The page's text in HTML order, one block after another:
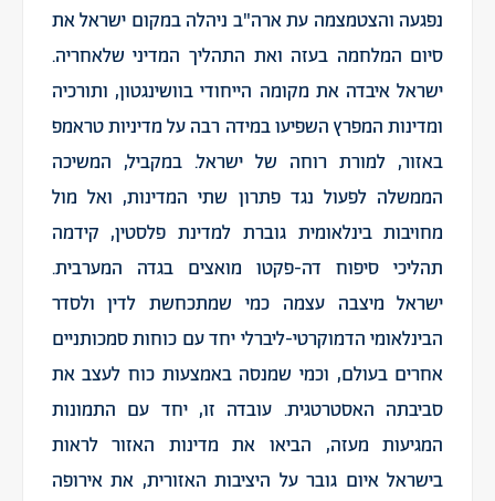
נפגעה והצטמצמה עת ארה"ב ניהלה במקום ישראל את
סיום המלחמה בעזה ואת התהליך המדיני שלאחריה.
ישראל איבדה את מקומה הייחודי בוושינגטון, ותורכיה
ומדינות המפרץ השפיעו במידה רבה על מדיניות טראמפ
באזור, למורת רוחה של ישראל. במקביל, המשיכה
הממשלה לפעול נגד פתרון שתי המדינות, ואל מול
מחויבות בינלאומית גוברת למדינת פלסטין, קידמה
תהליכי סיפוח דה-פקטו מואצים בגדה המערבית.
ישראל מיצבה עצמה כמי שמתכחשת לדין ולסדר
הבינלאומי הדמוקרטי-ליברלי יחד עם כוחות סמכותניים
אחרים בעולם, וכמי שמנסה באמצעות כוח לעצב את
סביבתה האסטרטגית. עובדה זו, יחד עם התמונות
המגיעות מעזה, הביאו את מדינות האזור לראות
בישראל איום גובר על היציבות האזורית, את אירופה